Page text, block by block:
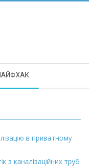
в приватному
з каналізаційних труб